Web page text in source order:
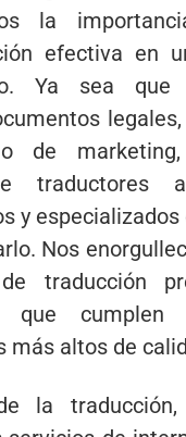
la
efectiva en
Ya sea que
de
traductores
y
Nos
traducción
que
más altos de
la traducción,